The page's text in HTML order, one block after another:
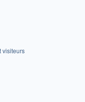
visiteurs